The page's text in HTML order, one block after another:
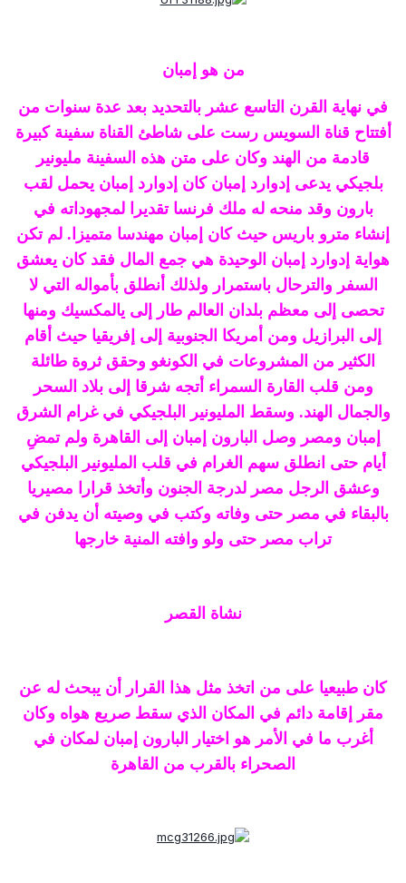
من هو إمبان
في نهاية القرن التاسع عشر بالتحديد بعد عدة سنوات من
أفتتاح قناة السويس رست على شاطئ القناة سفينة كبيرة
قادمة من الهند وكان على متن هذه السفينة مليونير
بلجيكي يدعى إدوارد إمبان كان إدوارد إمبان يحمل لقب
بارون وقد منحه له ملك فرنسا تقديرا لمجهوداته في
إنشاء مترو باريس حيث كان إمبان مهندسا متميزا. لم تكن
هواية إدوارد إمبان الوحيدة هي جمع المال فقد كان يعشق
السفر والترحال باستمرار ولذلك أنطلق بأمواله التي لا
تحصى إلى معظم بلدان العالم طار إلى يالمكسيك ومنها
إلى البرازيل ومن أمريكا الجنوبية إلى إفريقيا حيث أقام
الكثير من المشروعات في الكونغو وحقق ثروة طائلة
ومن قلب القارة السمراء أتجه شرقا إلى بلاد السحر
والجمال الهند. وسقط المليونير البلجيكي في غرام الشرق
إمبان ومصر وصل البارون إمبان إلى القاهرة ولم تمضِ
أيام حتى انطلق سهم الغرام في قلب المليونير البلجيكي
وعشق الرجل مصر لدرجة الجنون وأتخذ قرارا مصيريا
بالبقاء في مصر حتى وفاته وكتب في وصيته أن يدفن في
تراب مصر حتى ولو وافته المنية خارجها
نشاة القصر
كان طبيعيا على من اتخذ مثل هذا القرار أن يبحث له عن
مقر إقامة دائم في المكان الذي سقط صريع هواه وكان
أغرب ما في الأمر هو اختيار البارون إمبان لمكان في
الصحراء بالقرب من القاهرة